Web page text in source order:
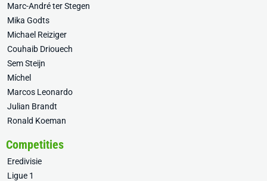
Marc-André ter Stegen
Mika Godts
Michael Reiziger
Couhaib Driouech
Sem Steijn
Míchel
Marcos Leonardo
Julian Brandt
Ronald Koeman
Competities
Eredivisie
Ligue 1